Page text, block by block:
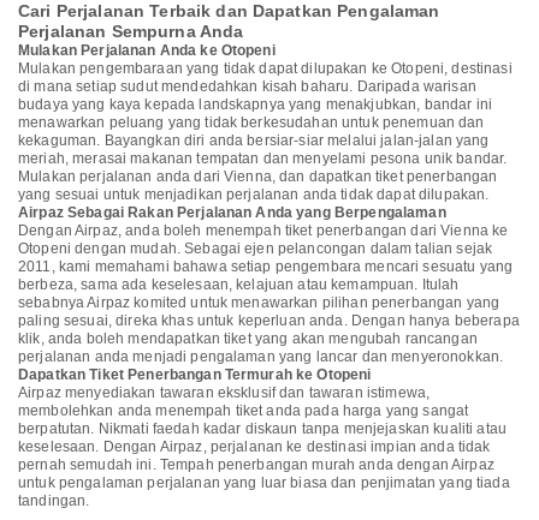
Cari Perjalanan Terbaik dan Dapatkan Pengalaman
Perjalanan Sempurna Anda
Mulakan Perjalanan Anda ke Otopeni
Mulakan pengembaraan yang tidak dapat dilupakan ke Otopeni, destinasi
di mana setiap sudut mendedahkan kisah baharu. Daripada warisan
budaya yang kaya kepada landskapnya yang menakjubkan, bandar ini
menawarkan peluang yang tidak berkesudahan untuk penemuan dan
kekaguman. Bayangkan diri anda bersiar-siar melalui jalan-jalan yang
meriah, merasai makanan tempatan dan menyelami pesona unik bandar.
Mulakan perjalanan anda dari Vienna, dan dapatkan tiket penerbangan
yang sesuai untuk menjadikan perjalanan anda tidak dapat dilupakan.
Airpaz Sebagai Rakan Perjalanan Anda yang Berpengalaman
Dengan Airpaz, anda boleh menempah tiket penerbangan dari Vienna ke
Otopeni dengan mudah. Sebagai ejen pelancongan dalam talian sejak
2011, kami memahami bahawa setiap pengembara mencari sesuatu yang
berbeza, sama ada keselesaan, kelajuan atau kemampuan. Itulah
sebabnya Airpaz komited untuk menawarkan pilihan penerbangan yang
paling sesuai, direka khas untuk keperluan anda. Dengan hanya beberapa
klik, anda boleh mendapatkan tiket yang akan mengubah rancangan
perjalanan anda menjadi pengalaman yang lancar dan menyeronokkan.
Dapatkan Tiket Penerbangan Termurah ke Otopeni
Airpaz menyediakan tawaran eksklusif dan tawaran istimewa,
membolehkan anda menempah tiket anda pada harga yang sangat
berpatutan. Nikmati faedah kadar diskaun tanpa menjejaskan kualiti atau
keselesaan. Dengan Airpaz, perjalanan ke destinasi impian anda tidak
pernah semudah ini. Tempah penerbangan murah anda dengan Airpaz
untuk pengalaman perjalanan yang luar biasa dan penjimatan yang tiada
tandingan.